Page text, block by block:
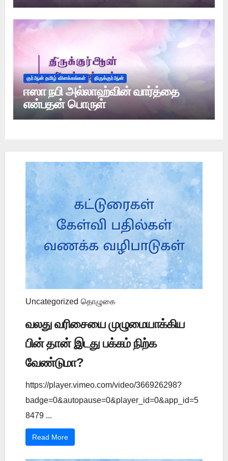
குர்ஆன் தமிழ் விளக்கங்கள் திருக்குர்ஆன்
ஈஸா நபி அல்லாஹ்வின் வார்த்தை
என்பதன் பொருள்
Uncategorized தொழுகை
வலது வரிசையை முழுமையாக்கிய
பின் தான் இடது பக்கம் நிற்க
வேண்டுமா?
https://player.vimeo.com/video/366926298?
badge=0&autopause=0&player_id=0&app_id=5
8479 ...
Read More